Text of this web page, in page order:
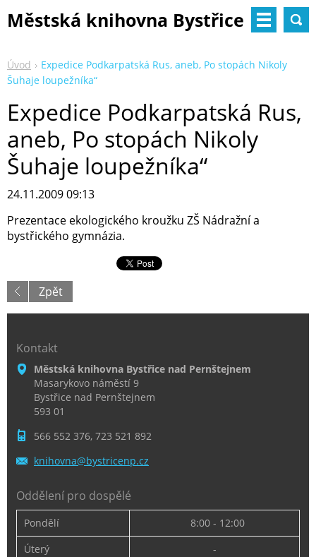
Městská knihovna Bystřice
Úvod
Expedice Podkarpatská Rus, aneb, Po stopách Nikoly
Šuhaje loupežníka“
Expedice Podkarpatská Rus,
aneb, Po stopách Nikoly
Šuhaje loupežníka“
24.11.2009 09:13
Prezentace ekologického kroužku ZŠ Nádražní a
bystřického gymnázia.
Zpět
Kontakt
Městská knihovna Bystřice nad Pernštejnem
Masarykovo náměstí 9
Bystřice nad Pernštejnem
593 01
566 552 376, 723 521 892
knihovna@bystricenp.cz
Oddělení pro dospělé
Pondělí
8:00 - 12:00
Úterý
-